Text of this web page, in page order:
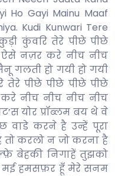
Ho Gayi Mainu Maaf
Kudi Kunwari Tere
कुंवरि तेरे पीछे पीछे
ऐसे नज़र करे नीच नीच
गलती हो गयी हो गयी
पीछे पीछे पीछे पीछे
नीच नीच नीच नीच
योर प्रॉब्लम बय थे वे
करने है उन्हें पूरा
करलो न जो करना है
बेहकी निगाहें तुझको
हमसफ़र हूँ मेरे सनम